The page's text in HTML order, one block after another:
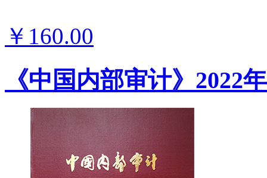
￥160.00
《中国内部审计》2022